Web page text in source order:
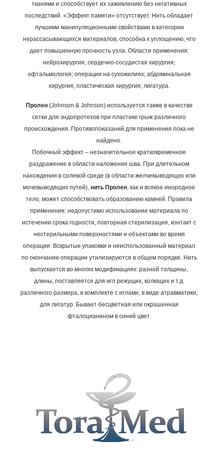
тканями и способствует их заживлению без негативных
последствий. «Эффект памяти» отсутствует. Нить обладает
лучшими манипуляционными свойствами в категории
нерассасывающихся материалов, способна к уплощению, что
дает повышенную прочность узла. Области применения:
нейрохирургия; сердечно-сосудистая хирургия;
офтальмология; операции на сухожилиях; абдоминальная
хирургия; пластическая хирургия; лигатура.
Пролен (Johnson & Johnson) используется также в качестве
сетки для эндопротезов при пластике грыж различного
происхождения. Противопоказаний для применения пока не
найдено.
Побочный эффект – незначительное кратковременное
раздражение в области наложения шва. При длительном
нахождении в солевой среде (в области желчевыводящих или
мочевыводящих путей), нить Пролен, как и всякое инородное
тело, может способствовать образованию камней. Правила
применения: недопустимо использование материала по
истечении срока годности, повторная стерилизация, контакт с
нестерильными поверхностями и объектами во время
операции. Вскрытые упаковки и неиспользованный материал
по окончании операции утилизируются в общем порядке. Нить
выпускается во многих модификациях: разной толщины,
длины, поставляется для игл режущих, колющих и т.д.
различного размера, в комплекте с иглами, в виде атравматики,
для лигатур. Бывает бесцветная или окрашенная
фталоцианином в синий цвет.